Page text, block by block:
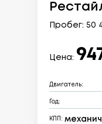
Пробег: 50
Цена:
Двигатель:
Год:
КПП: